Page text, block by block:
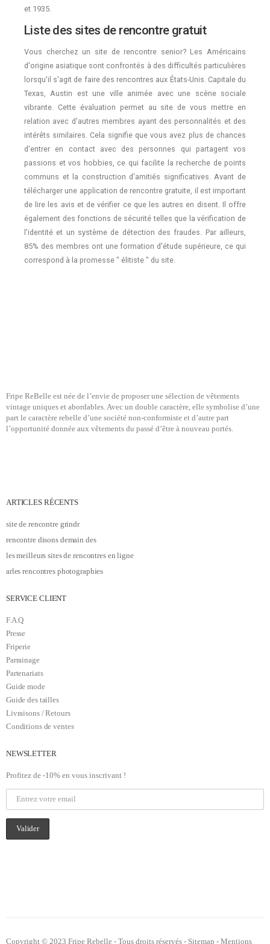
et 1935.
Liste des sites de rencontre gratuit
Vous cherchez un site de rencontre senior? Les Américains
d'origine asiatique sont confrontés à des difficultés particulières
lorsqu'il s'agit de faire des rencontres aux États-Unis. Capitale du
Texas, Austin est une ville animée avec une scène sociale
vibrante. Cette évaluation permet au site de vous mettre en
relation avec d'autres membres ayant des personnalités et des
intérêts similaires. Cela signifie que vous avez plus de chances
d'entrer en contact avec des personnes qui partagent vos
passions et vos hobbies, ce qui facilite la recherche de points
communs et la construction d'amitiés significatives. Avant de
télécharger une application de rencontre gratuite, il est important
de lire les avis et de vérifier ce que les autres en disent. Il offre
également des fonctions de sécurité telles que la vérification de
l'identité et un système de détection des fraudes. Par ailleurs,
85% des membres ont une formation d'étude supérieure, ce qui
correspond à la promesse " élitiste " du site.
Fripe ReBelle est née de l’envie de proposer une sélection de vêtements
vintage uniques et abordables. Avec un double caractère, elle symbolise d’une
part le caractère rebelle d’une société non-conformiste et d’autre part
l’opportunité donnée aux vêtements du passé d’être à nouveau portés.
ARTICLES RÉCENTS
site de rencontre grindr
rencontre disons demain des
les meilleurs sites de rencontres en ligne
arles rencontres photographies
SERVICE CLIENT
F.A.Q
Presse
Friperie
Parrainage
Partenariats
Guide mode
Guide des tailles
Livraisons / Retours
Conditions de ventes
NEWSLETTER
Profitez de -10% en vous inscrivant !
Copyright © 2023 Fripe Rebelle - Tous droits réservés - Sitemap - Mentions